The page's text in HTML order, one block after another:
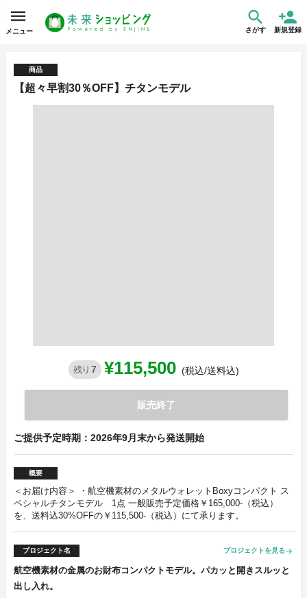
メニュー さがす 新規登録
商品
【超々早割30％OFF】チタンモデル
残り 7 ¥115,500 (税込/送料込)
販売終了
ご提供予定時期：2026年9月末から発送開始
概要
＜お届け内容＞ ・航空機素材のメタルウォレットBoxyコンパクト ス
ペシャルチタンモデル 1点 一般販売予定価格￥165,000-（税込）
を、送料込30%OFFの￥115,500-（税込）にて承ります。
プロジェクト名 プロジェクトを見る arrow_forward
航空機素材の金属のお財布コンパクトモデル。パカッと開きスルッと
出し入れ。